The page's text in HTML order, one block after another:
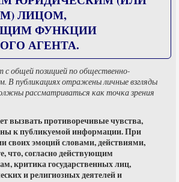
ЛИЦОМ,
ФУНКЦИИ
АГЕНТА.
с общей позицией по общественно-
В публикациях отражены личные взгляды
рассматриваться как точка зрения
вызвать противоречивые чувства,
к публикуемой информации. При
своих эмоций словами, действиями,
что, согласно действующим
критика государственных лиц,
и религиозных деятелей и